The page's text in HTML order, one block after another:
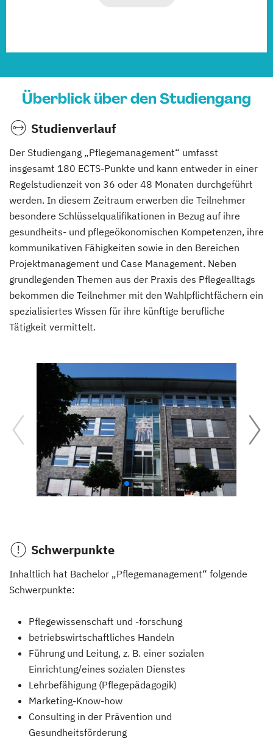
Überblick über den Studiengang
Studienverlauf
Der Studiengang „Pflegemanagement“ umfasst
insgesamt 180 ECTS-Punkte und kann entweder in einer
Regelstudienzeit von 36 oder 48 Monaten durchgeführt
werden. In diesem Zeitraum erwerben die Teilnehmer
besondere Schlüsselqualifikationen in Bezug auf ihre
gesundheits- und pflegeökonomischen Kompetenzen, ihre
kommunikativen Fähigkeiten sowie in den Bereichen
Projektmanagement und Case Management. Neben
grundlegenden Themen aus der Praxis des Pflegealltags
bekommen die Teilnehmer mit den Wahlpflichtfächern ein
spezialisiertes Wissen für ihre künftige berufliche
Tätigkeit vermittelt.
Schwerpunkte
Inhaltlich hat Bachelor „Pflegemanagement“ folgende
Schwerpunkte:
Pflegewissenschaft und -forschung
betriebswirtschaftliches Handeln
Führung und Leitung, z. B. einer sozialen
Einrichtung/eines sozialen Dienstes
Lehrbefähigung (Pflegepädagogik)
Marketing-Know-how
Consulting in der Prävention und
Gesundheitsförderung